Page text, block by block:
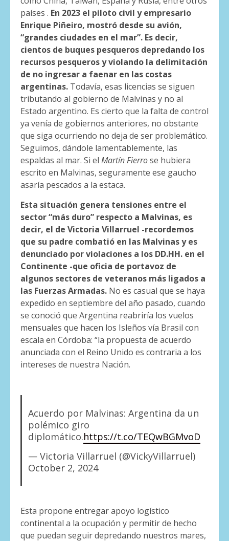
países . En 2023 el piloto civil y empresario
Enrique Piñeiro, mostró desde su avión,
“grandes ciudades en el mar”. Es decir,
cientos de buques pesqueros depredando los
recursos pesqueros y violando la delimitación
de no ingresar a faenar en las costas
argentinas. Todavía, esas licencias se siguen
tributando al gobierno de Malvinas y no al
Estado argentino. Es cierto que la falta de control
ya venía de gobiernos anteriores, no obstante
que siga ocurriendo no deja de ser problemático.
Seguimos, dándole lamentablemente, las
espaldas al mar. Si el Martín Fierrose hubiera
escrito en Malvinas, seguramente ese gaucho
asaría pescados a la estaca.
Esta situación genera tensiones entre el
sector “más duro” respecto a Malvinas, es
decir, el de Victoria Villarruel -recordemos
que su padre combatió en las Malvinas y es
denunciado por violaciones a los DD.HH. en el
Continente -que oficia de portavoz de
algunos sectores de veteranos más ligados a
las Fuerzas Armadas. No es casual que se haya
expedido en septiembre del año pasado, cuando
se conoció que Argentina reabriría los vuelos
mensuales que hacen los Isleños vía Brasil con
escala en Córdoba: “la propuesta de acuerdo
anunciada con el Reino Unido es contraria a los
intereses de nuestra Nación.
Acuerdo por Malvinas: Argentina da un
polémico giro
diplomático.https://t.co/TEQwBGMvoD
— Victoria Villarruel (@VickyVillarruel)
October 2, 2024
Esta propone entregar apoyo logístico
continental a la ocupación y permitir de hecho
que puedan seguir depredando nuestros mares,